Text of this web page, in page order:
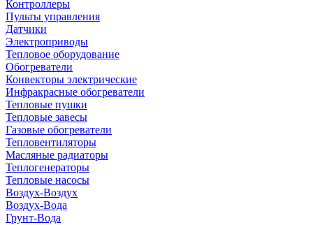
Контроллеры
Пульты управления
Датчики
Электроприводы
Тепловое оборудование
Обогреватели
Конвекторы электрические
Инфракрасные обогреватели
Тепловые пушки
Тепловые завесы
Газовые обогреватели
Тепловентиляторы
Масляные радиаторы
Теплогенераторы
Тепловые насосы
Воздух-Воздух
Воздух-Вода
Грунт-Вода